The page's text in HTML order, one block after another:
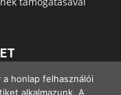
honlap felhasználói
alkalmazunk. A